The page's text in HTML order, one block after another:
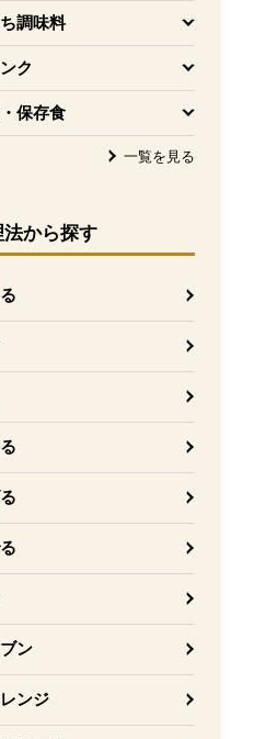
調味料
ク
保存食
一覧を見る
法から探す
ン
ンジ